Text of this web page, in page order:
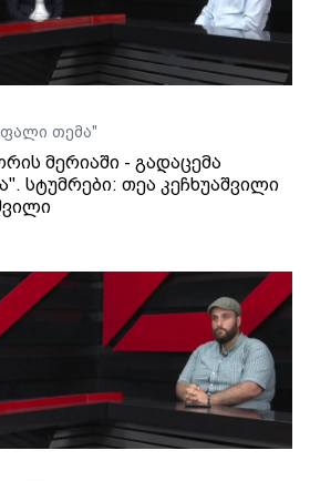
თემა"
მერიაში - გადაცემა
სტუმრები: თეა კეჩხუაშვილი